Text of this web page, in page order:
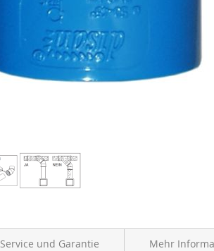
Service und Garantie Mehr